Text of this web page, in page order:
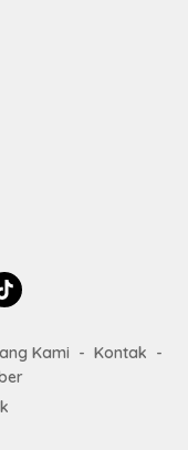
Kami
Kontak